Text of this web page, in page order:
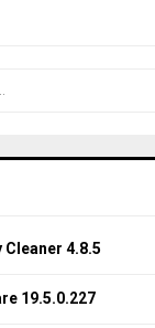
Cleaner 4.8.5
19.5.0.227